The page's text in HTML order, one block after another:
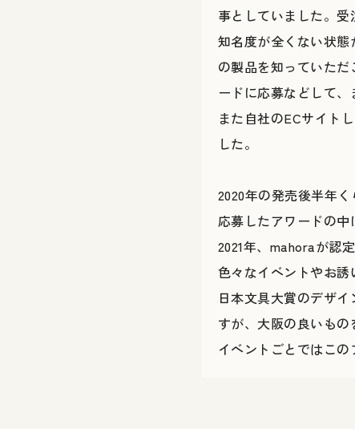
事としていました。受
知名度が全くない状
の製品を知っていた
ードに応募などして
また自社のECサイト
した。
2020年の発売後半年
応募したアワードの
2021年、mahoraが認
色々なイベントやお誘
日本文具大賞のデザ
すが、大阪の良いも
イベントごとではこ